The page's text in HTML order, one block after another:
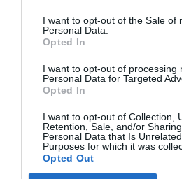
I want to opt-out of the Sale of
Personal Data.
Opted In
I want to opt-out of processing
Personal Data for Targeted
Opted In
I want to opt-out of Collection,
Retention, Sale, and/or
Personal Data that Is
Purposes for which it was
Opted Out